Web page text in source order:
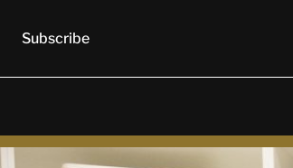
Subscribe